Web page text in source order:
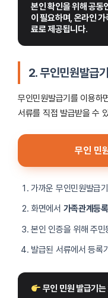
본인 확인을 위해 공동
이 필요하며, 온라인
료로 제공됩니다.
2.무인민원발급
무인민원발급기를 이용하
서류를 직접 발급받을 수
무인 민
가까운 무인민원발급
화면에서 가족관계등
본인 인증을 위해 주
발급된 서류에서 등록
무인 민원 발급기